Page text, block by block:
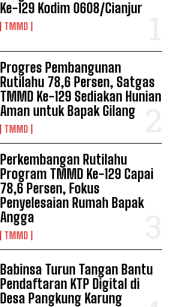
Ke-129 Kodim 0608/Cianjur
TMMD
Progres Pembangunan
Rutilahu 78,6 Persen, Satgas
TMMD Ke-129 Sediakan Hunian
Aman untuk Bapak Gilang
TMMD
Perkembangan Rutilahu
Program TMMD Ke-129 Capai
78,6 Persen, Fokus
Penyelesaian Rumah Bapak
Angga
TMMD
Babinsa Turun Tangan Bantu
Pendaftaran KTP Digital di
Desa Pangkung Karung